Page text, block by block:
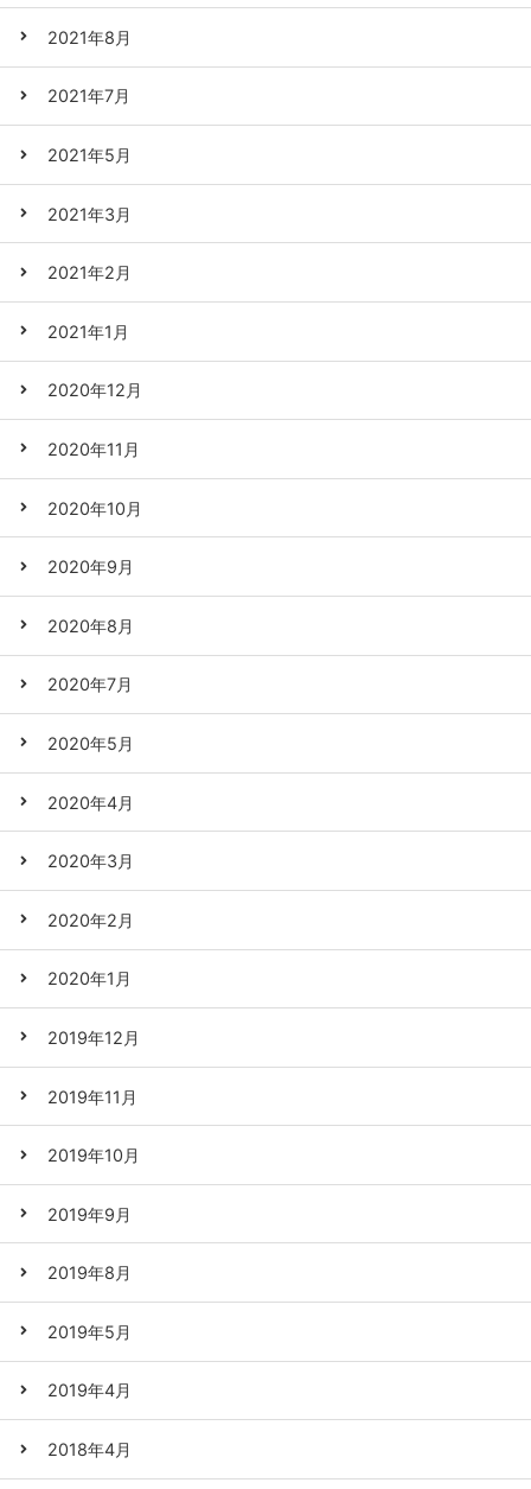
2021年8月
2021年7月
2021年5月
2021年3月
2021年2月
2021年1月
2020年12月
2020年11月
2020年10月
2020年9月
2020年8月
2020年7月
2020年5月
2020年4月
2020年3月
2020年2月
2020年1月
2019年12月
2019年11月
2019年10月
2019年9月
2019年8月
2019年5月
2019年4月
2018年4月